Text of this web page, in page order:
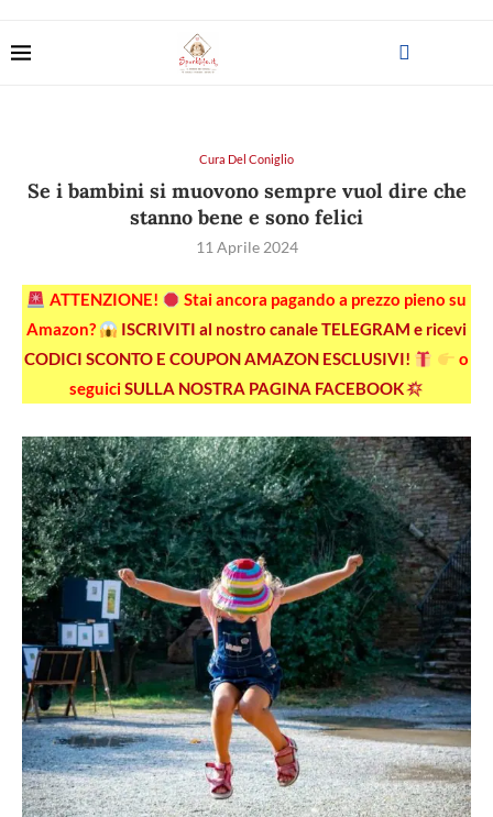
Cura Del Coniglio
Se i bambini si muovono sempre vuol dire che
stanno bene e sono felici
11 Aprile 2024
ATTENZIONE!
Stai ancora pagando a prezzo pieno su
Amazon?
ISCRIVITI al nostro canale TELEGRAM e ricevi
CODICI SCONTO E COUPON AMAZON ESCLUSIVI!
o
seguiciSULLA NOSTRA PAGINA FACEBOOK